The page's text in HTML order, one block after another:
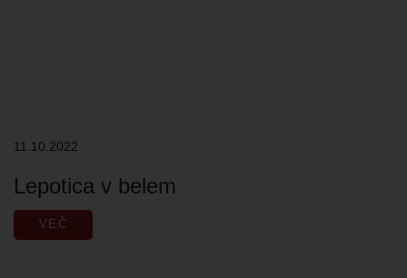
11.10.2022
Lepotica v belem
VEČ